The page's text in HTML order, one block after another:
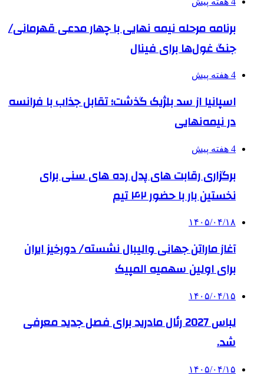
برنامه مرحله نیمه نهایی با چهار مدعی قهرمانی/
جنگ غول‌ها برای فینال
4 هفته پیش
اسپانیا از سد بلژیک گذشت؛ تقابل جذاب با فرانسه
در نیمه‌نهایی
4 هفته پیش
برگزاری رقابت های پدل رده های سنی برای
نخستین بار با حضور ۴۲ تیم
۱۴۰۵/۰۴/۱۸
آغاز ماراتن جهانی والیبال نشسته/ دورخیز ایران
برای اولین سهمیه المپیک
۱۴۰۵/۰۴/۱۵
لباس 2027 رئال مادرید برای فصل جدید معرفی
شد.
۱۴۰۵/۰۴/۱۵